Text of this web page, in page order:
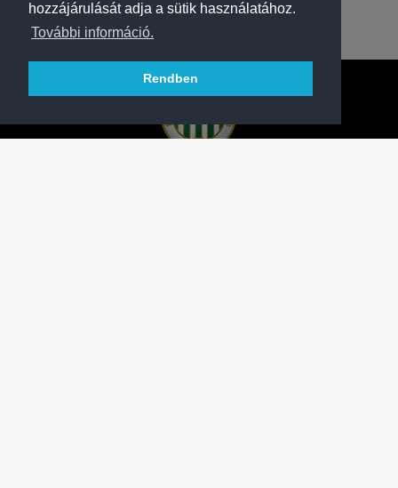
hozzájárulását adja a sütik használatához.
További információ.
Rendben